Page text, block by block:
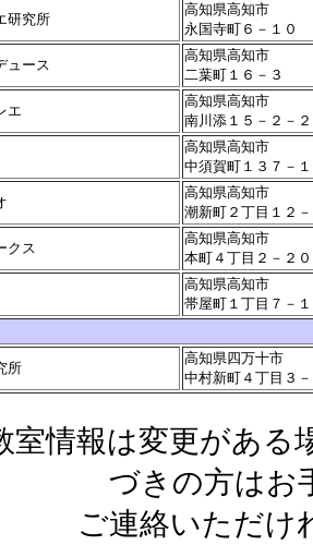
研究所
高知県高知市
永国寺町６－１０
ュース
高知県高知市
二葉町１６－３
エ
高知県高知市
南川添１５－２－
高知県高知市
中須賀町１３７－
高知県高知市
潮新町２丁目１２
クス
高知県高知市
本町４丁目２－２０
高知県高知市
帯屋町１丁目７－
所
高知県四万十市
中村新町４丁目３
室情報は変更がある
づきの方はお
ご連絡いただけ